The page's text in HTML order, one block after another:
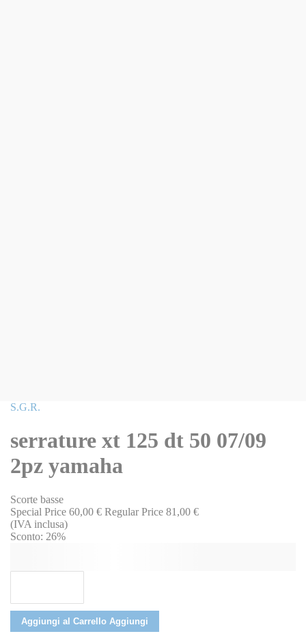
Vai
galleria
immagini
S.G.R.
serrature xt 125 dt 50 07/09
2pz yamaha
Scorte basse
Special Price 60,00 € Regular Price 81,00 €
(IVA inclusa)
Sconto: 26%
Aggiungi al Carrello Aggiungi